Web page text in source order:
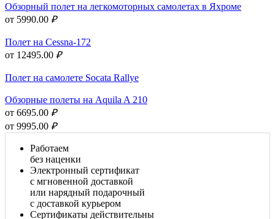
Обзорный полет на легкомоторных самолетах в Яхроме
от 5990.00 ₽
Полет на Cessna-172
от 12495.00 ₽
Полет на самолете Socata Rallye
Обзорные полеты на Aquila A 210
от 6695.00 ₽
от 9995.00 ₽
Работаем
без наценки
Электронный сертификат
с мгновенной доставкой
или нарядный подарочный
с доставкой курьером
Сертификаты действительны